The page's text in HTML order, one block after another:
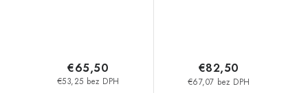
€53,25 bez DPH
€65,50
€67,07 bez DPH
€82,50